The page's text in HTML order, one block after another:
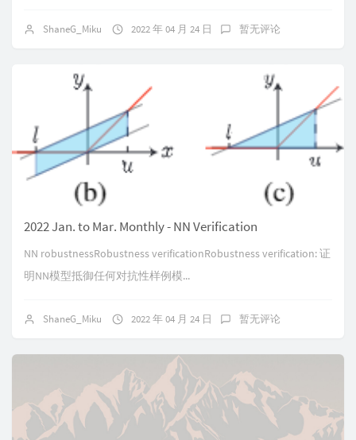
ShaneG_Miku 2022 年 04 月 24 日 暂无评论
2022 Jan. to Mar. Monthly - NN Verification
NN robustnessRobustness verificationRobustness verification: 证
明NN模型抵御任何对抗性样例模...
ShaneG_Miku 2022 年 04 月 24 日 暂无评论